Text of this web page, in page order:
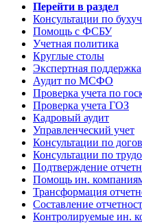
Перейти в раздел
Консультации по
Помощь с ФСБУ
Учетная политика
Круглые столы
Экспертная поддержка
Аудит по МСФО
Проверка учета по
Проверка учета ГОЗ
Кадровый аудит
Управленческий учет
Консультации по
Консультации по
Подтверждение
Помощь ин.
Трансформация
Составление
Контролируемые ин.